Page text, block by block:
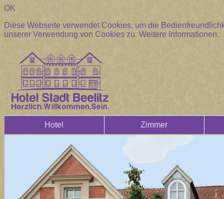
OK
Diese Webseite verwendet Cookies, um die
unserer Verwendung von Cookies zu.Weitere Informationen.
Hotel Zimmer